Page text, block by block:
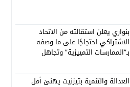
بنواري يعلن استقالته من الاتحاد
الاشتراكي احتجاجًا على ما وصفه
بـ”الممارسات التمييزية” وتجاهل
العدالة والتنمية بتيزنيت يهنئ أمل